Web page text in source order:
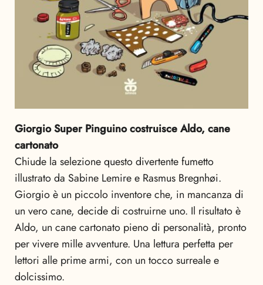
Giorgio Super Pinguino costruisce Aldo, cane
cartonato
Chiude la selezione questo divertente fumetto
illustrato da Sabine Lemire e Rasmus Bregnhøi.
Giorgio è un piccolo inventore che, in mancanza di
un vero cane, decide di costruirne uno. Il risultato è
Aldo, un cane cartonato pieno di personalità, pronto
per vivere mille avventure. Una lettura perfetta per
lettori alle prime armi, con un tocco surreale e
dolcissimo.